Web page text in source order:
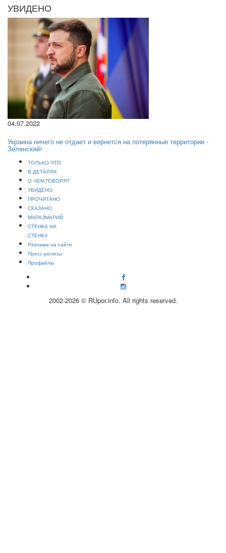
УВИДЕНО
04.07.2022
Украина ничего не отдает и вернется на потерянные территории -
Зеленский
ТОЛЬКО ЧТО
В ДЕТАЛЯХ
О ЧЕМ ГОВОРЯТ
УВИДЕНО
ПРОЧИТАНО
СКАЗАНО
МАРАЗМАРИЙ
СТЕНКА НА
СТЕНКУ
Реклама на сайте
Пресс-релизы
Профайлы
2002-2026 © RUpor.info. All rights reserved.